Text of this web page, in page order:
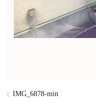
IMG_6878-min